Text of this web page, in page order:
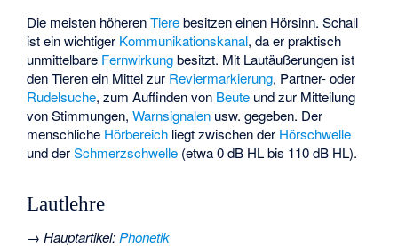
Die meisten höherenTierebesitzen einen Hörsinn. Schall
ist ein wichtiger Kommunikationskanal, da er praktisch
unmittelbare Fernwirkungbesitzt. Mit Lautäußerungen ist
den Tieren ein Mittel zur Reviermarkierung, Partner- oder
Rudelsuche, zum Auffinden von Beute und zur Mitteilung
von Stimmungen,Warnsignalen usw. gegeben. Der
menschliche Hörbereich liegt zwischen der Hörschwelle
und derSchmerzschwelle (etwa 0 dB HL bis 110 dB HL).
Lautlehre
→Hauptartikel: Phonetik